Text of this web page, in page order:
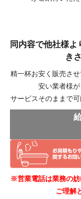
同内容で他社様よ
き
精一杯お安く販売さ
安い業者様が
サービスそのままで
※営業電話は業務の妨
ご理解